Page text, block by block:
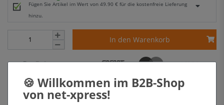
Fügen Sie Artikel im Wert von 49.90 € für die kostenfreie Lieferung
hinzu.
In den Warenkorb
+ Sichere Zahlungsarten mit Käuferschutz oder Zahlung nach Erhalt der Ware auf Rechnung